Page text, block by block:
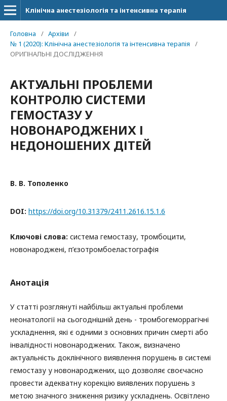
Клінічна анестезіологія та інтенсивна терапія
Головна / Архіви
/
№ 1 (2020): Клінічна анестезіологія та інтенсивна терапія
/
ОРИГІНАЛЬНІ ДОСЛІДЖЕННЯ
АКТУАЛЬНІ ПРОБЛЕМИ
КОНТРОЛЮ СИСТЕМИ
ГЕМОСТАЗУ У
НОВОНАРОДЖЕНИХ І
НЕДОНОШЕНИХ ДІТЕЙ
В. В. Тополенко
DOI: https://doi.org/10.31379/2411.2616.15.1.6
Ключові слова: система гемостазу, тромбоцити,
новонароджені, п’єзотромбоеластографія
Анотація
У статті розглянуті найбільш актуальні проблеми
неонатології на сьогоднішній день - тромбогеморрагічні
ускладнення, які є одними з основних причин смерті або
інвалідності новонароджених. Також, визначено
актуальність доклінічного виявлення порушень в системі
гемостазу у новонароджених, що дозволяє своєчасно
провести адекватну корекцію виявлених порушень з
метою значного зниження ризику ускладнень. Освітлено